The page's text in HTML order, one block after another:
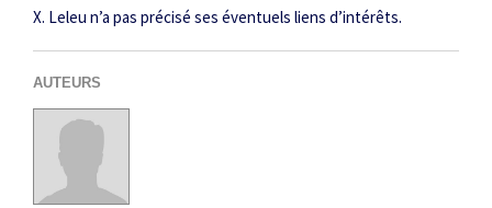
X. Leleu n’a pas précisé ses éventuels liens d’intérêts.
AUTEURS